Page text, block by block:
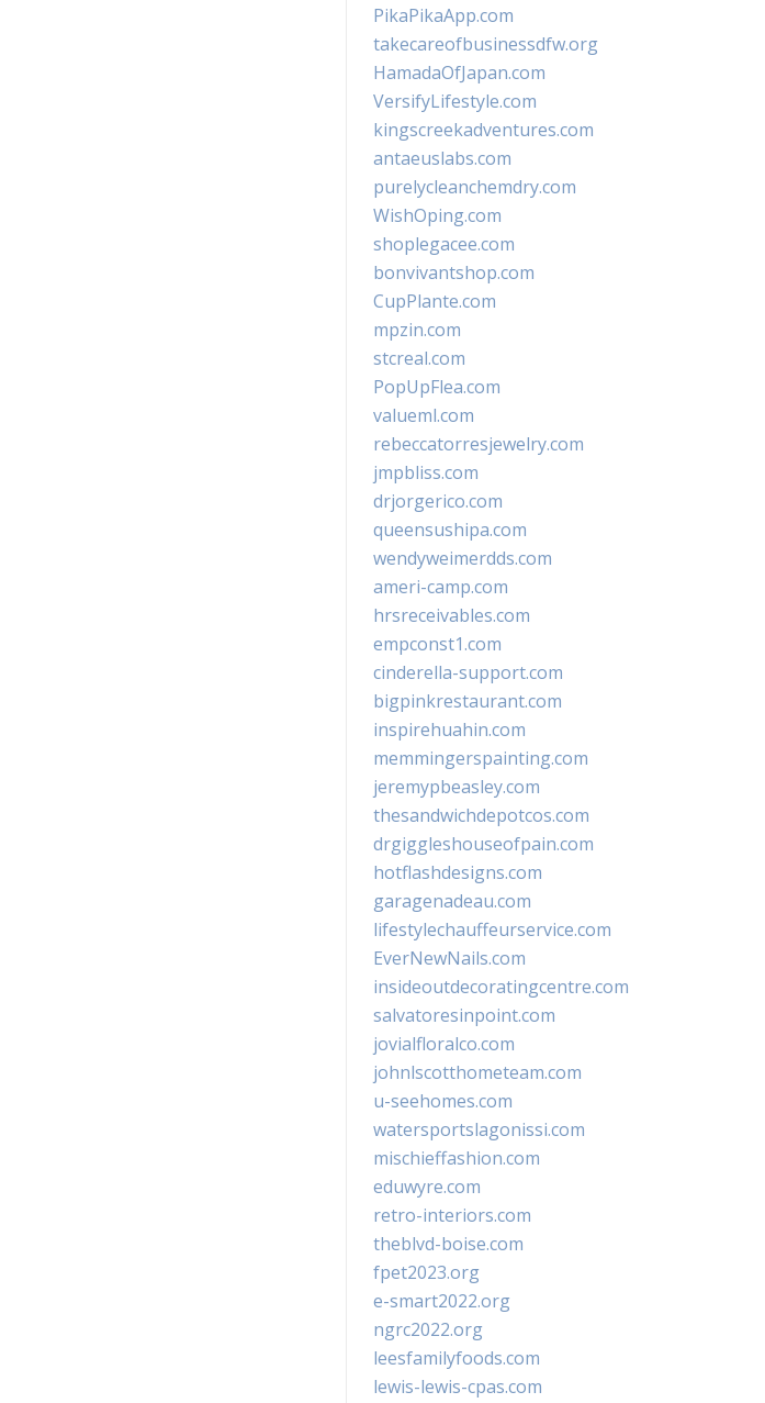
PikaPikaApp.com
takecareofbusinessdfw.org
HamadaOfJapan.com
VersifyLifestyle.com
kingscreekadventures.com
antaeuslabs.com
purelycleanchemdry.com
WishOping.com
shoplegacee.com
bonvivantshop.com
CupPlante.com
mpzin.com
stcreal.com
PopUpFlea.com
valueml.com
rebeccatorresjewelry.com
jmpbliss.com
drjorgerico.com
queensushipa.com
wendyweimerdds.com
ameri-camp.com
hrsreceivables.com
empconst1.com
cinderella-support.com
bigpinkrestaurant.com
inspirehuahin.com
memmingerspainting.com
jeremypbeasley.com
thesandwichdepotcos.com
drgiggleshouseofpain.com
hotflashdesigns.com
garagenadeau.com
lifestylechauffeurservice.com
EverNewNails.com
insideoutdecoratingcentre.com
salvatoresinpoint.com
jovialfloralco.com
johnlscotthometeam.com
u-seehomes.com
watersportslagonissi.com
mischieffashion.com
eduwyre.com
retro-interiors.com
theblvd-boise.com
fpet2023.org
e-smart2022.org
ngrc2022.org
leesfamilyfoods.com
lewis-lewis-cpas.com